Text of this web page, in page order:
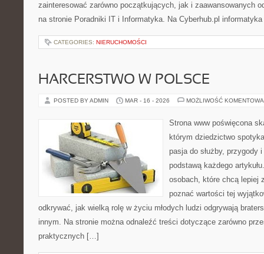
zainteresować zarówno początkujących, jak i zaawansowanych
na stronie Poradniki IT i Informatyka. Na Cyberhub.pl
CATEGORIES: NIERUCHOMOŚCI
HARCERSTWO W POLSCE
POSTED BY ADMIN MAR - 16 - 2026 MOŻLIWOŚĆ
Strona www poświęcona
którym dziedzictwo
pasja do służby, przygody
podstawą każdego
osobach, które chcą lepiej
poznać wartości tej
odkrywać, jak wielką rolę w życiu młodych ludzi odgrywają
innym. Na stronie można odnaleźć treści dotyczące zarówno
praktycznych […]